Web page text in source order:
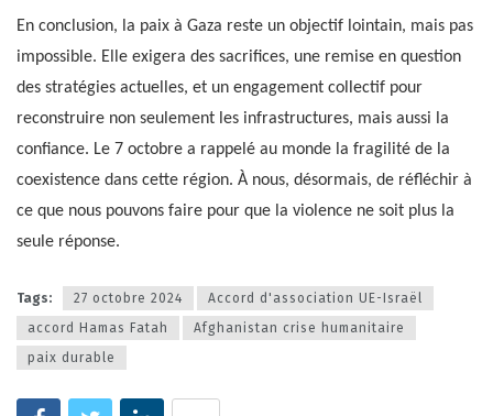
En conclusion, la paix à Gaza reste un objectif lointain, mais pas
impossible. Elle exigera des sacrifices, une remise en question
des stratégies actuelles, et un engagement collectif pour
reconstruire non seulement les infrastructures, mais aussi la
confiance. Le 7 octobre a rappelé au monde la fragilité de la
coexistence dans cette région. À nous, désormais, de réfléchir à
ce que nous pouvons faire pour que la violence ne soit plus la
seule réponse.
Tags: 27 octobre 2024
Accord d'association UE-Israël
accord Hamas Fatah
Afghanistan crise humanitaire
paix durable